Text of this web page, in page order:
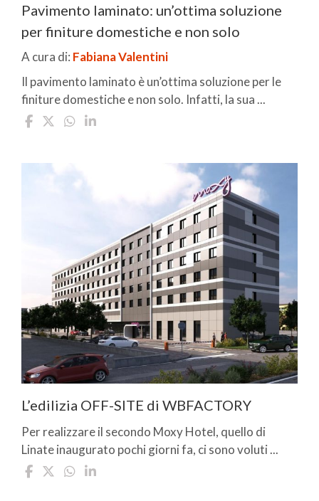
Pavimento laminato: un’ottima soluzione
per finiture domestiche e non solo
A cura di: Fabiana Valentini
Il pavimento laminato è un’ottima soluzione per le
finiture domestiche e non solo. Infatti, la sua ...
L’edilizia OFF-SITE di WBFACTORY
Per realizzare il secondo Moxy Hotel, quello di
Linate inaugurato pochi giorni fa, ci sono voluti ...